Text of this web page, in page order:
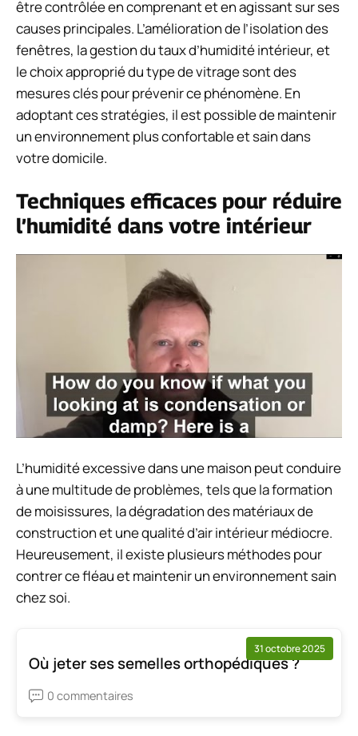
être contrôlée en comprenant et en agissant sur ses
causes principales. L’amélioration de l’isolation des
fenêtres, la gestion du taux d’humidité intérieur, et
le choix approprié du type de vitrage sont des
mesures clés pour prévenir ce phénomène. En
adoptant ces stratégies, il est possible de maintenir
un environnement plus confortable et sain dans
votre domicile.
Techniques efficaces pour réduire
l’humidité dans votre intérieur
L’humidité excessive dans une maison peut conduire
à une multitude de problèmes, tels que la formation
de moisissures, la dégradation des matériaux de
construction et une qualité d’air intérieur médiocre.
Heureusement, il existe plusieurs méthodes pour
contrer ce fléau et maintenir un environnement sain
chez soi.
31 octobre 2025
Où jeter ses semelles orthopédiques ?
0 commentaires